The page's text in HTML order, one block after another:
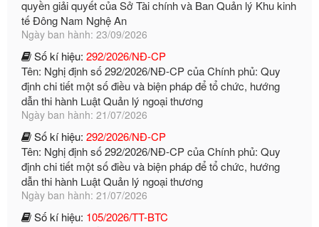
Số kí hiệu:292/2026/NĐ-CP
Tên: Nghị định số 292/2026/NĐ-CP của Chính phủ: Quy
định chi tiết một số điều và biện pháp để tổ chức, hướng
dẫn thi hành Luật Quản lý ngoại thương
Ngày ban hành: 21/07/2026
Số kí hiệu:292/2026/NĐ-CP
Tên: Nghị định số 292/2026/NĐ-CP của Chính phủ: Quy
định chi tiết một số điều và biện pháp để tổ chức, hướng
dẫn thi hành Luật Quản lý ngoại thương
Ngày ban hành: 21/07/2026
Số kí hiệu:105/2026/TT-BTC
Tên: Thông tư số 105/2026/TT-BTC của Bộ Tài chính: Bãi
bỏ Thông tư số 87/2019/TT- BТC ngày 19 tháng 12 năm
2019 của Bộ trưởng Bộ Tài chính hướng dẫn thực hiện xử